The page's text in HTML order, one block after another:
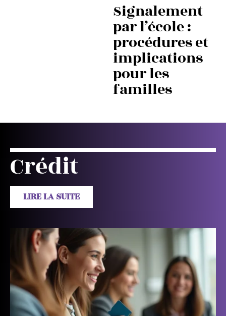
Signalement
par l’école :
procédures et
implications
pour les
familles
Crédit
LIRE LA SUITE